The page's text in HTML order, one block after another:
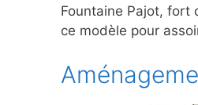
Fountaine Pajot, fort
ce modèle pour